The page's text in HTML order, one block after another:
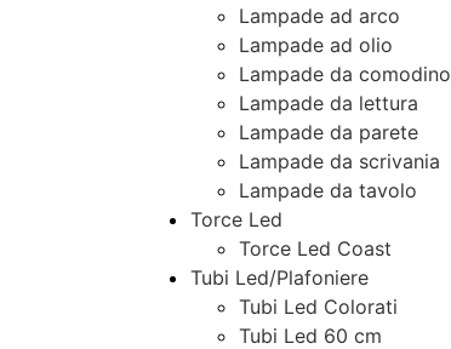
Lampade ad arco
Lampade ad olio
Lampade da comodino
Lampade da lettura
Lampade da parete
Lampade da scrivania
Lampade da tavolo
Torce Led
Torce Led Coast
Tubi Led/Plafoniere
Tubi Led Colorati
Tubi Led 60 cm